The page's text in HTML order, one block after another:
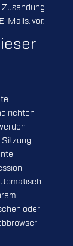
Mails, vor.
richten
oder